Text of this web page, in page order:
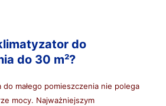
do
do 30 m²?
małego pomieszczenia nie polega
mocy. Najważniejszym